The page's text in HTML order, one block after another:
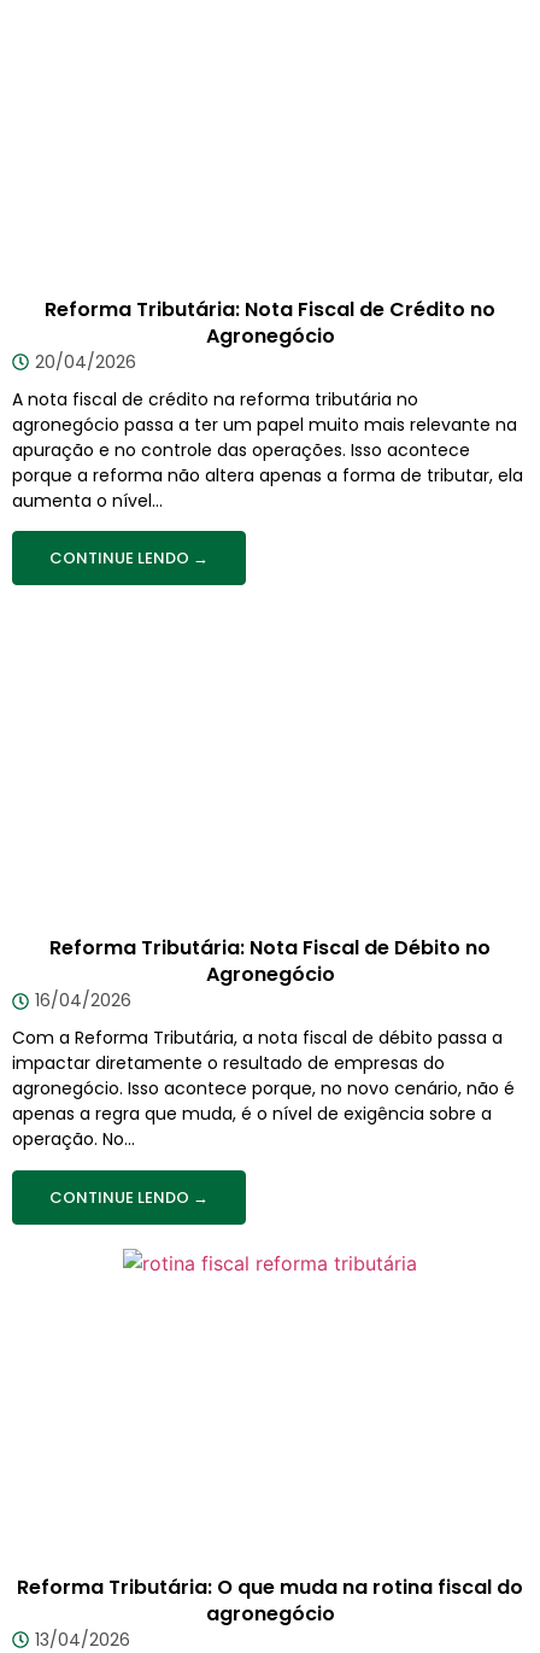
Reforma Tributária: Nota Fiscal de Crédito no
Agronegócio
20/04/2026
A nota fiscal de crédito na reforma tributária no
agronegócio passa a ter um papel muito mais relevante na
apuração e no controle das operações. Isso acontece
porque a reforma não altera apenas a forma de tributar, ela
aumenta o nível...
CONTINUE LENDO →
Reforma Tributária: Nota Fiscal de Débito no
Agronegócio
16/04/2026
Com a Reforma Tributária, a nota fiscal de débito passa a
impactar diretamente o resultado de empresas do
agronegócio. Isso acontece porque, no novo cenário, não é
apenas a regra que muda, é o nível de exigência sobre a
operação. No...
CONTINUE LENDO →
Reforma Tributária: O que muda na rotina fiscal do
agronegócio
13/04/2026